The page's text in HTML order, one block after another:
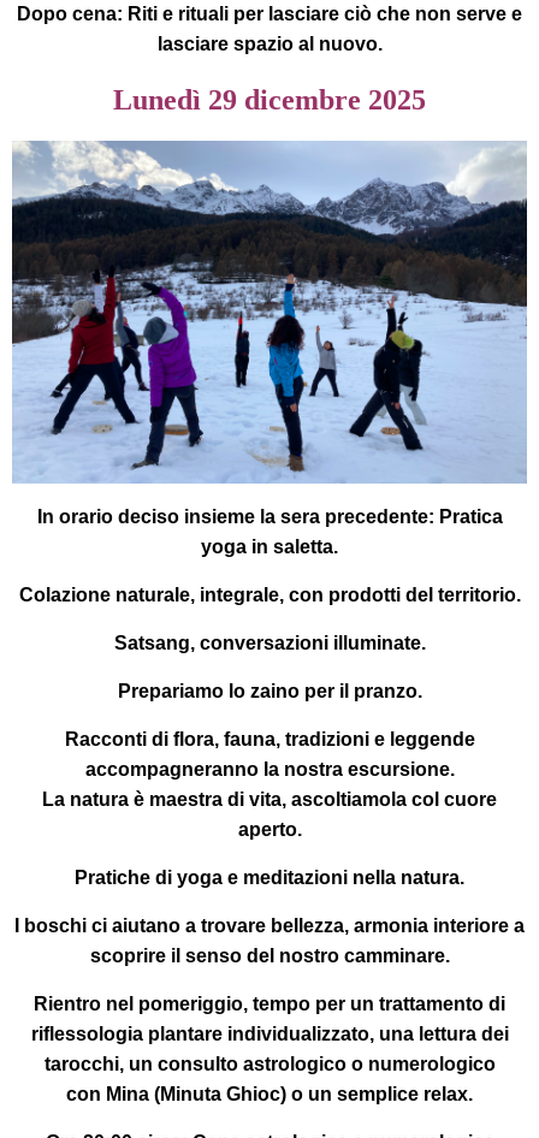
Dopo cena: Riti e rituali per lasciare ciò che non serve e
lasciare spazio al nuovo.
Lunedì 29 dicembre 2025
In orario deciso insieme la sera precedente: Pratica
yoga in saletta.
Colazionenaturale, integrale, con prodotti del territorio.
Satsang, conversazioni illuminate.
Prepariamo lo zaino per il pranzo.
Racconti di flora, fauna, tradizioni e leggende
accompagneranno la nostra escursione.
La natura è maestra di vita, ascoltiamola col cuore
aperto.
Pratiche di yoga e meditazioni nella natura.
I boschi ci aiutano a trovare bellezza, armonia interiore a
scoprire il senso del nostro camminare.
Rientro nel pomeriggio, tempo per un trattamento di
riflessologia plantare individualizzato, una lettura dei
tarocchi, un consulto astrologico o numerologico
con Mina (Minuta Ghioc) o un semplice relax.